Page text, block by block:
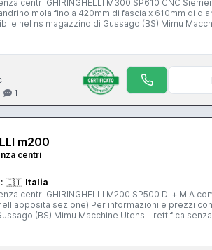
lavorazioni a tuffo, completa di caricatore a portale
prezzi contattateci senza impegno. La
Gussago (BS) Mimu Macchine Utensili rettifica senza centri CNC centerless grinding machine
1
m200
centri
🇮🇹 Italia
e riverniciata DI+MIA VEDI VIDEO MACCHINA
contattateci senza impegno. La macchina è visibile funzionante nel ns
centerless grinding machine rectifieuse centerless